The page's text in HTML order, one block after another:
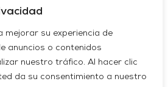
mejorar su experiencia de
anuncios o contenidos
nuestro tráfico. Al hacer clic
da su consentimiento a nuestro